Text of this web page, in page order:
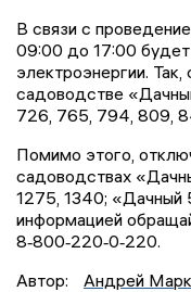
В связи с
09:00 до 17:00
электроэнергии.
садоводстве
726, 765, 794, 809,
Помимо этого,
садоводствах
1275, 1340; «Дачный
информацией
8‑800‑220‑0‑220.
Автор:
Андрей